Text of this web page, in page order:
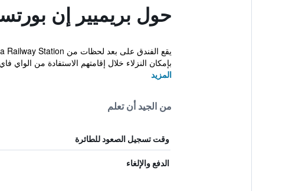
حول بريميير إن
بإمكان النزلاء خلال إقامتهم الاستفادة من الواي
المزيد
من الجيد أن تعلم
وقت تسجيل الصعود للطائرة
الدفع والإلغاء